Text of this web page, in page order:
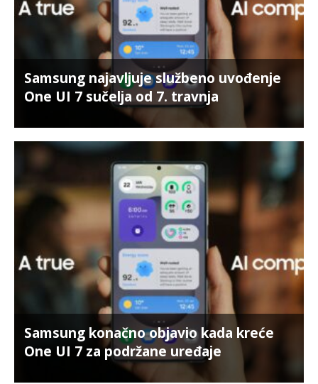
Samsung najavljuje službeno uvođenje
One UI 7 sučelja od 7. travnja
Samsung konačno objavio kada kreće
One UI 7 za podržane uređaje